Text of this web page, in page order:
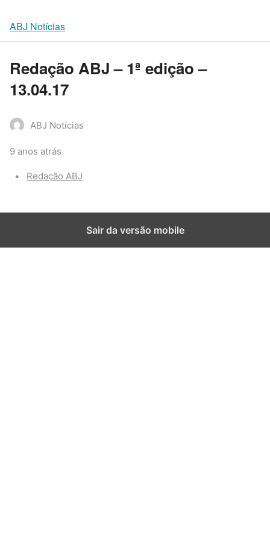
ABJ Notícias
Redação ABJ – 1ª edição –
13.04.17
ABJ Notícias
9 anos atrás
Categories:
Redação ABJ
Sair da versão mobile